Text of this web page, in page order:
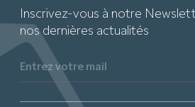
Inscrivez-vous à notre
nos dernières actualités
Entrez votre mail